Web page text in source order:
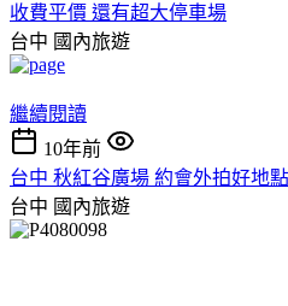
收費平價 還有超大停車場
台中 國內旅遊
繼續閱讀
10年前
台中 秋紅谷廣場 約會外拍好地點
台中 國內旅遊